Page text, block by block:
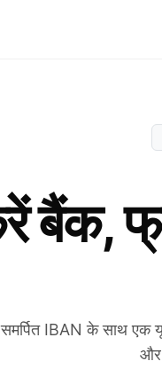
बैंक,
IBAN के साथ एक
और